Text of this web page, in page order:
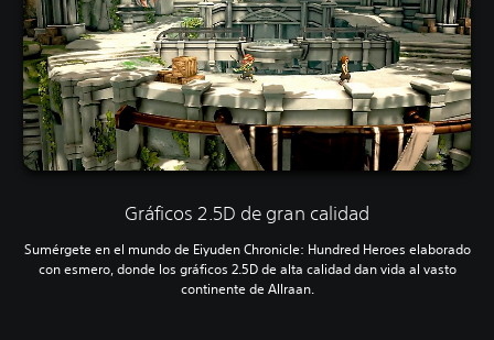
Gráficos 2.5D de gran calidad
Sumérgete en el mundo de Eiyuden Chronicle: Hundred Heroes elaborado
con esmero, donde los gráficos 2.5D de alta calidad dan vida al vasto
continente de Allraan.